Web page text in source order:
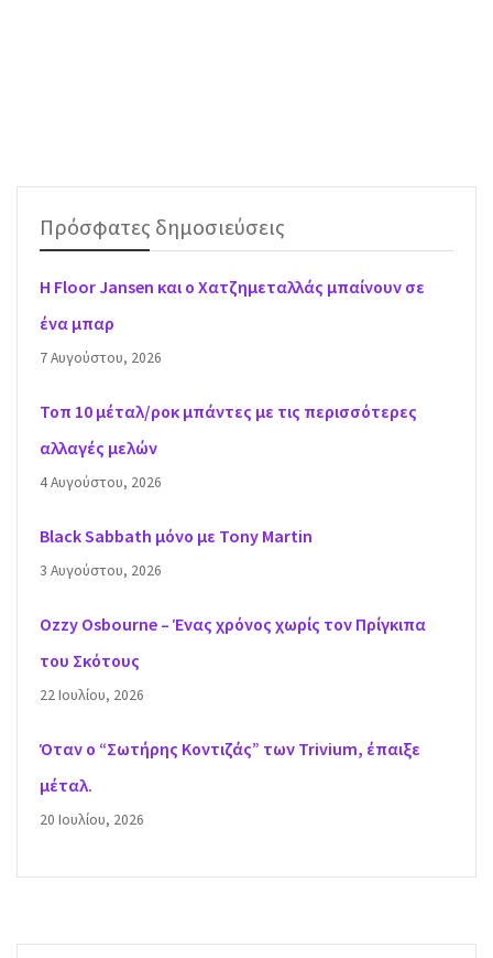
Πρόσφατες δημοσιεύσεις
H Floor Jansen και ο Χατζημεταλλάς μπαίνουν σε
ένα μπαρ
7 Αυγούστου, 2026
Τοπ 10 μέταλ/ροκ μπάντες με τις περισσότερες
αλλαγές μελών
4 Αυγούστου, 2026
Black Sabbath μόνο με Tony Martin
3 Αυγούστου, 2026
Ozzy Osbourne – Ένας χρόνος χωρίς τον Πρίγκιπα
του Σκότους
22 Ιουλίου, 2026
Όταν ο “Σωτήρης Κοντιζάς” των Trivium, έπαιξε
μέταλ.
20 Ιουλίου, 2026